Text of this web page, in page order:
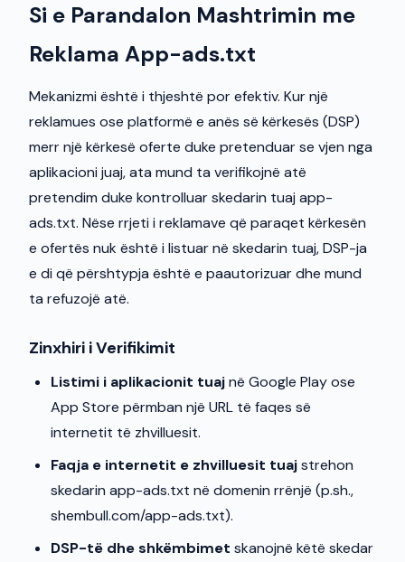
Si e Parandalon Mashtrimin me
Reklama App-ads.txt
Mekanizmi është i thjeshtë por efektiv. Kur një
reklamues ose platformë e anës së kërkesës (DSP)
merr një kërkesë oferte duke pretenduar se vjen nga
aplikacioni juaj, ata mund ta verifikojnë atë
pretendim duke kontrolluar skedarin tuaj app-
ads.txt. Nëse rrjeti i reklamave që paraqet kërkesën
e ofertës nuk është i listuar në skedarin tuaj, DSP-ja
e di që përshtypja është e paautorizuar dhe mund
ta refuzojë atë.
Zinxhiri i Verifikimit
Listimi i aplikacionit tuajnë Google Play ose
App Store përmban një URL të faqes së
internetit të zhvilluesit.
Faqja e internetit e zhvilluesit tuajstrehon
skedarin app-ads.txt në domenin rrënjë (p.sh.,
shembull.com/app-ads.txt).
DSP-të dhe shkëmbimet skanojnë këtë skedar